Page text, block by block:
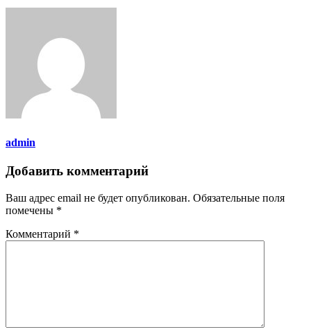
admin
Добавить комментарий
Ваш адрес email не будет опубликован. Обязательные поля
помечены *
Комментарий *